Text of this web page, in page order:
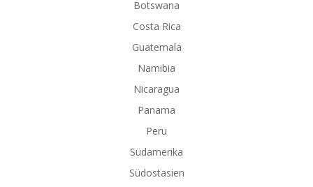
Botswana
Costa Rica
Guatemala
Namibia
Nicaragua
Panama
Peru
Südamerika
Südostasien